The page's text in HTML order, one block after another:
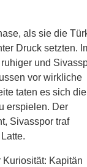
als sie die
Druck setzten.
und
vor wirkliche
taten es sich die
erspielen. Der
Sivasspor traf
Kapitän